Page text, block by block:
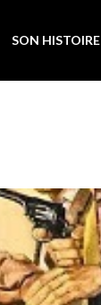
SON HISTOIRE